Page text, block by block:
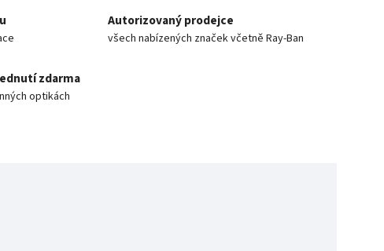
Autorizovaný prodejce
všech nabízených značek včetně Ray-Ban
zdarma
optikách